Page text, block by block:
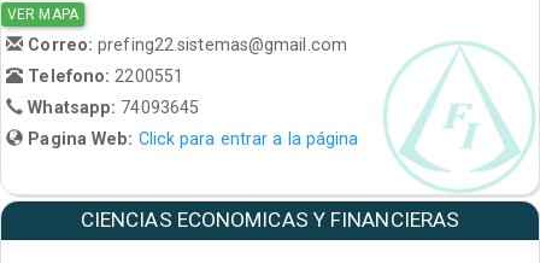
VER MAPA
Correo:prefing22.sistemas@gmail.com
Telefono: 2200551
Whatsapp: 74093645
Pagina Web: Click para entrar a la página
CIENCIAS ECONOMICAS Y FINANCIERAS